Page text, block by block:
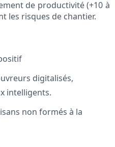
de productivité (+10 à
les risques de chantier.
digitalisés,
intelligents.
non formés à la